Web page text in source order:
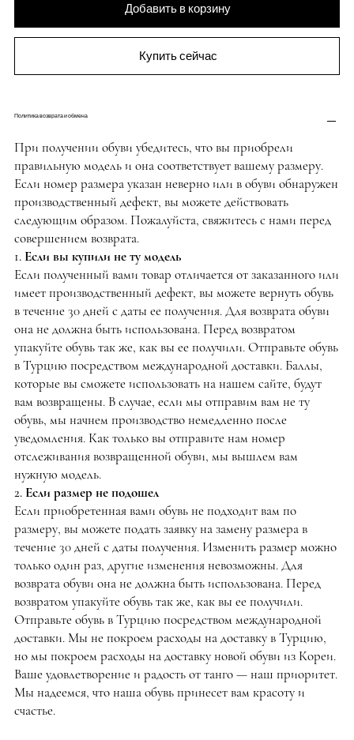
Добавить в корзину
Купить сейчас
Политика возврата и обмена
При получении обуви убедитесь, что вы приобрели
правильную модель и она соответствует вашему размеру.
Если номер размера указан неверно или в обуви обнаружен
производственный дефект, вы можете действовать
следующим образом. Пожалуйста, свяжитесь с нами перед
совершением возврата.
1. Если вы купили не ту модель
Если полученный вами товар отличается от заказанного или
имеет производственный дефект, вы можете вернуть обувь
в течение 30 дней с даты ее получения. Для возврата обуви
она не должна быть использована. Перед возвратом
упакуйте обувь так же, как вы ее получили. Отправьте обувь
в Турцию посредством международной доставки. Баллы,
которые вы сможете использовать на нашем сайте, будут
вам возвращены. В случае, если мы отправим вам не ту
обувь, мы начнем производство немедленно после
уведомления. Как только вы отправите нам номер
отслеживания возвращенной обуви, мы вышлем вам
нужную модель.
2. Если размер не подошел
Если приобретенная вами обувь не подходит вам по
размеру, вы можете подать заявку на замену размера в
течение 30 дней с даты получения. Изменить размер можно
только один раз, другие изменения невозможны. Для
возврата обуви она не должна быть использована. Перед
возвратом упакуйте обувь так же, как вы ее получили.
Отправьте обувь в Турцию посредством международной
доставки. Мы не покроем расходы на доставку в Турцию,
но мы покроем расходы на доставку новой обуви из Кореи.
Ваше удовлетворение и радость от танго — наш приоритет.
Мы надеемся, что наша обувь принесет вам красоту и
счастье.